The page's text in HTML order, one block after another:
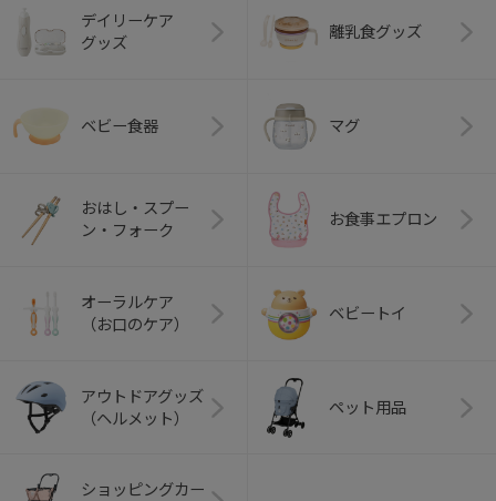
デイリーケア
グッズ
離乳食グッズ
ベビー食器 マグ
おはし・スプー
ン・フォーク
お食事エプロン
オーラルケア
（お口のケア）
ベビートイ
アウトドアグッズ
（ヘルメット）
ペット用品
ショッピングカー